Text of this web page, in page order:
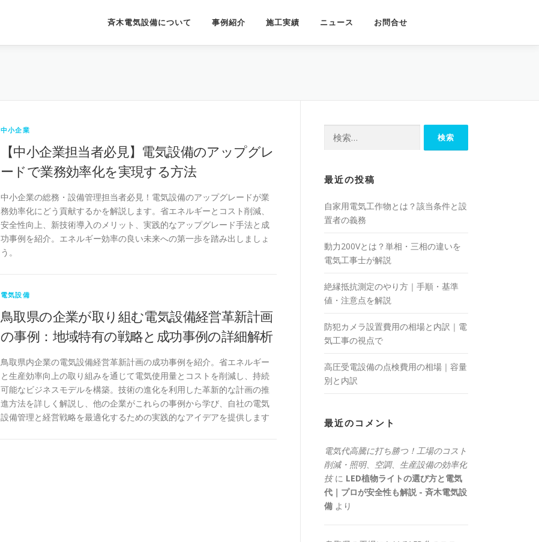
斉木電気設備について 事例紹介 施工実績 ニュース お問合せ
中小企業
【中小企業担当者必見】電気設備のアップグレ
ードで業務効率化を実現する方法
中小企業の総務・設備管理担当者必見！電気設備のアップグレードが業
務効率化にどう貢献するかを解説します。省エネルギーとコスト削減、
安全性向上、新技術導入のメリット、実践的なアップグレード手法と成
功事例を紹介。エネルギー効率の良い未来への第一歩を踏み出しましょ
う。
電気設備
鳥取県の企業が取り組む電気設備経営革新計画
の事例：地域特有の戦略と成功事例の詳細解析
鳥取県内企業の電気設備経営革新計画の成功事例を紹介。省エネルギー
と生産効率向上の取り組みを通じて電気使用量とコストを削減し、持続
可能なビジネスモデルを構築。技術の進化を利用した革新的な計画の推
進方法を詳しく解説し、他の企業がこれらの事例から学び、自社の電気
設備管理と経営戦略を最適化するための実践的なアイデアを提供します
最近の投稿
自家用電気工作物とは？該当条件と設
置者の義務
動力200Vとは？単相・三相の違いを
電気工事士が解説
絶縁抵抗測定のやり方｜手順・基準
値・注意点を解説
防犯カメラ設置費用の相場と内訳｜電
気工事の視点で
高圧受電設備の点検費用の相場｜容量
別と内訳
最近のコメント
電気代高騰に打ち勝つ！工場のコスト
削減・照明、空調、生産設備の効率化
技に LED植物ライトの選び方と電気
代｜プロが安全性も解説 - 斉木電気設
備 より